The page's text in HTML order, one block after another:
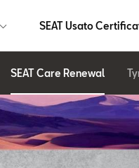
SEAT Usato
SEAT Care Renewal